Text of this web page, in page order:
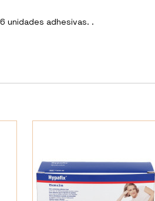
unidades adhesivas. .